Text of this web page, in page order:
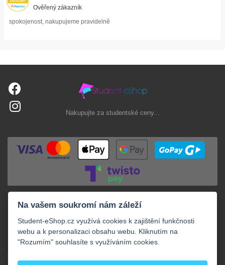
Ověřený zákazník
spokojenost, nakupujeme pravidelně
Nakupujte za studentské ceny...
Na vašem soukromí nám záleží
Student-eShop.cz využívá cookies k zajištění funkčnosti
webu a k personalizaci obsahu webu. Kliknutím na
"Rozumím" souhlasíte s využíváním cookies.